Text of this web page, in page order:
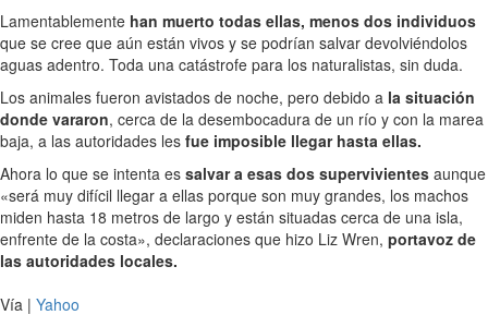
Lamentablemente han muerto todas ellas, menos dos individuos
que se cree que aún están vivos y se podrían salvar devolviéndolos
aguas adentro. Toda una catástrofe para los naturalistas, sin duda.
Los animales fueron avistados de noche, pero debido a la situación
donde vararon, cerca de la desembocadura de un río y con la marea
baja, a las autoridades les fue imposible llegar hasta ellas.
Ahora lo que se intenta es salvar a esas dos supervivientes aunque
«será muy difícil llegar a ellas porque son muy grandes, los machos
miden hasta 18 metros de largo y están situadas cerca de una isla,
enfrente de la costa», declaraciones que hizo Liz Wren, portavoz de
las autoridades locales.
Vía | Yahoo